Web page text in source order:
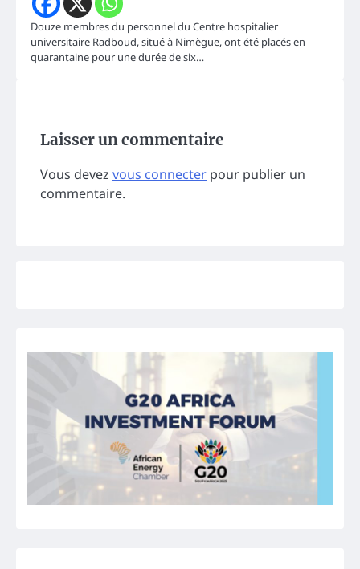
Douze membres du personnel du Centre hospitalier
universitaire Radboud, situé à Nimègue, ont été placés en
quarantaine pour une durée de six…
Laisser un commentaire
Vous devez vous connecter pour publier un
commentaire.